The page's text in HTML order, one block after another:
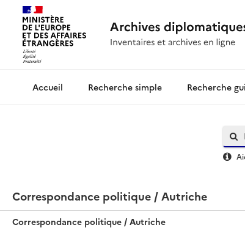
Archives diplomatiquesRecherche simple Recherche
Correspondance politique / Autriche
Correspondance politique / Autriche